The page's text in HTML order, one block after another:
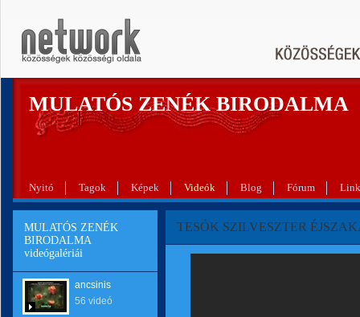
MULATÓS ZENÉK BIRODALMA
Nyitó Tagok Képek Videók Blog Fórum
MULATÓS ZENÉK
BIRODALMA
videógalériái
ancsinis
56 videó
TESÓK SZILVESZTER